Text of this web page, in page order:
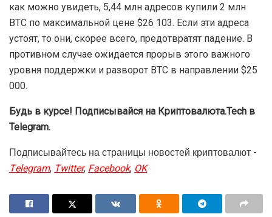
как можно увидеть, 5,44 млн адресов купили 2 млн
BTC по максимальной цене $26 103. Если эти адреса
устоят, то они, скорее всего, предотвратят падение. В
противном случае ожидается прорыв этого важного
уровня поддержки и разворот BTC в направлении $25
000.
Будь в курсе! Подписывайся на Криптовалюта.Tech в
Telegram.
Подписывайтесь на страницы новостей криптовалют -
Telegram, Twitter, Facebook, OK